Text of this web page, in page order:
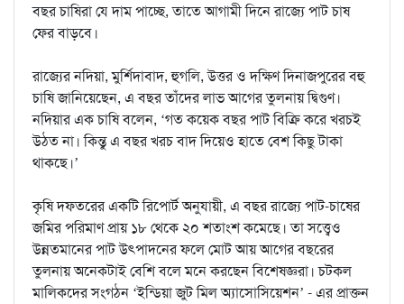
বছর চাষিরা যে দাম পাচ্ছে, তাতে আগামী দিনে রাজ্যে পাট চাষ
ফের বাড়বে।
রাজ্যের নদিয়া, মুর্শিদাবাদ, হুগলি, উত্তর ও দক্ষিণ দিনাজপুরের বহু
চাষি জানিয়েছেন, এ বছর তাঁদের লাভ আগের তুলনায় দ্বিগুণ।
নদিয়ার এক চাষি বলেন, ‘গত কয়েক বছর পাট বিক্রি করে খরচই
উঠত না। কিন্তু এ বছর খরচ বাদ দিয়েও হাতে বেশ কিছু টাকা
থাকছে।’
কৃষি দফতরের একটি রিপোর্ট অনুযায়ী, এ বছর রাজ্যে পাট-চাষের
জমির পরিমাণ প্রায় ১৮ থেকে ২০ শতাংশ কমেছে। তা সত্ত্বেও
উন্নতমানের পাট উৎপাদনের ফলে মোট আয় আগের বছরের
তুলনায় অনেকটাই বেশি বলে মনে করছেন বিশেষজ্ঞরা। চটকল
মালিকদের সংগঠন ‘ইন্ডিয়া জুট মিল অ্যাসোসিয়েশন’ - এর প্রাক্তন